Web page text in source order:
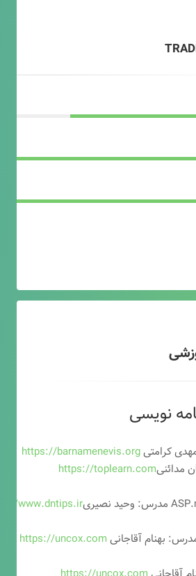
نویسی
https://barnamenevis.org
https://toplearn.com
www.dntips.ir
https://uncox.com